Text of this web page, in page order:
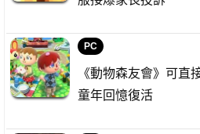
PC
《動物森友會》可直
童年回憶復活